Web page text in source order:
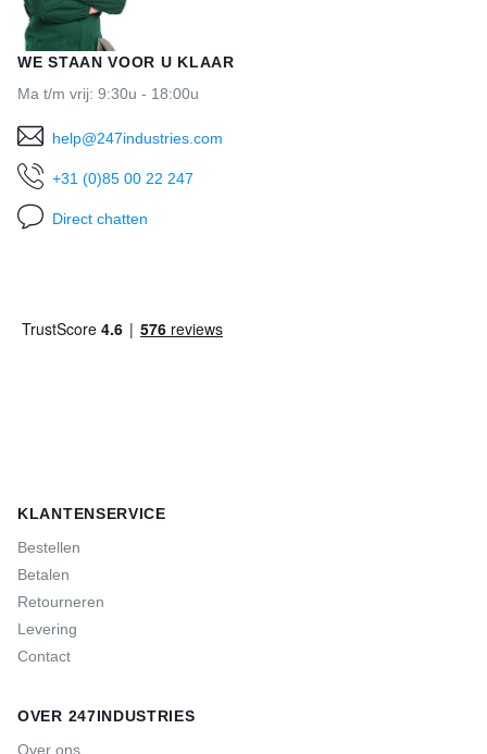
WE STAAN VOOR U KLAAR
Ma t/m vrij: 9:30u - 18:00u
help@247industries.com
+31 (0)85 00 22 247
Direct chatten
KLANTENSERVICE
Bestellen
Betalen
Retourneren
Levering
Contact
OVER 247INDUSTRIES
Over ons